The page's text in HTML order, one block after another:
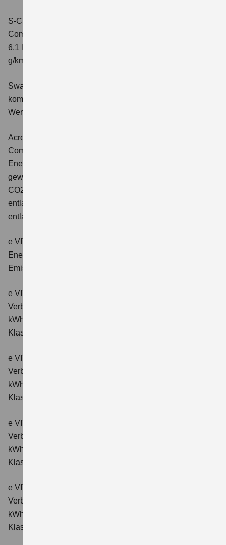
S-Cross 1.4 BOOSTERJET HYBRID ALLGRIP AT
Comfort+
6,1 l/100 km; kombinierter Wert der CO2-Emission: 141
g/km; CO2-Klasse: E
Swace 1.8 HYBRID CVT Comfort+
kombinierter Energieverbrauch 4,5 l/100km; kombinierter
Wert der CO2-Emission: 102 g/km; CO2-Klasse: C.
Across 2.5 PLUG-IN HYBRID CVT
Comfort+
Energieverbrauch: 17,1kWh/100km plus 1,0 l/100 km;
gewichtet kombinierter Wert der CO2-Emission: 22 g/km;
CO2-Klasse: B; kombinierter Kraftstoffverbrauch bei
entladener Batterie: 6,6 l/100km; CO2-Klasse (bei
entladener Batterie): E.
e VITARA eAxle Club (49 kWh-Batterie)
Energieverbrauch kombiniert: 14,9 kWh/100km; CO₂-
Emissionen kombiniert: 0 g/km; CO₂-Klasse: A.
e VITARA eAxle Comfort (61 kWh-Batterie)
Verbrauchswerte: Energieverbrauch kombiniert: 15,1
kWh/100km; CO₂-Emissionen kombiniert: 0 g/km; CO₂-
Klasse: A.
e VITARA eAxle ALLGRIP-e Comfort (61 kWh-Batterie)
Verbrauchswerte: Energieverbrauch kombiniert: 16,6
kWh/100km; CO₂-Emissionen kombiniert: 0 g/km; CO₂-
Klasse: A.
e VITARA eAxle Comfort+ (61 kWh-Batterie)
Verbrauchswerte: Energieverbrauch kombiniert: 15,1
kWh/100km; CO₂-Emissionen kombiniert: 0 g/km; CO₂-
Klasse: A.
e VITARA eAxle ALLGRIP-e Comfort+ (61 kWh-Batterie)
Verbrauchswerte: Energieverbrauch kombiniert: 16,6
kWh/100 km; CO₂-Emissionen kombiniert: 0 g/km; CO₂-
Klasse: A.